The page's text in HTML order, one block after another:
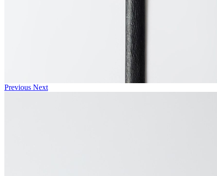
Previous Next